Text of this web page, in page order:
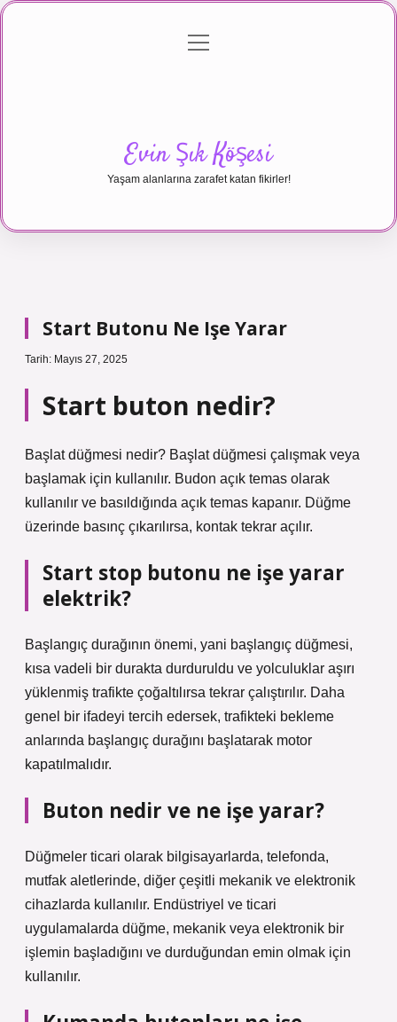
Gizlilik Politikası
menüyü
Evin Şık Köşesi
Yaşam alanlarına zarafet katan fikirler!
Start Butonu Ne Işe Yarar
Tarih: Mayıs 27, 2025
Start buton nedir?
Başlat düğmesi nedir? Başlat düğmesi çalışmak veya
başlamak için kullanılır. Budon açık temas olarak
kullanılır ve basıldığında açık temas kapanır. Düğme
üzerinde basınç çıkarılırsa, kontak tekrar açılır.
Start stop butonu ne işe yarar
elektrik?
Başlangıç ​​durağının önemi, yani başlangıç ​​düğmesi,
kısa vadeli bir durakta durduruldu ve yolculuklar aşırı
yüklenmiş trafikte çoğaltılırsa tekrar çalıştırılır. Daha
genel bir ifadeyi tercih edersek, trafikteki bekleme
anlarında başlangıç ​​durağını başlatarak motor
kapatılmalıdır.
Buton nedir ve ne işe yarar?
Düğmeler ticari olarak bilgisayarlarda, telefonda,
mutfak aletlerinde, diğer çeşitli mekanik ve elektronik
cihazlarda kullanılır. Endüstriyel ve ticari
uygulamalarda düğme, mekanik veya elektronik bir
işlemin başladığını ve durduğundan emin olmak için
kullanılır.